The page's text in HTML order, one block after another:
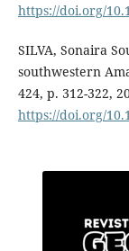
https://doi.org/
SILVA, Sonaira
southwestern
424, p. 312-322,
https://doi.org/